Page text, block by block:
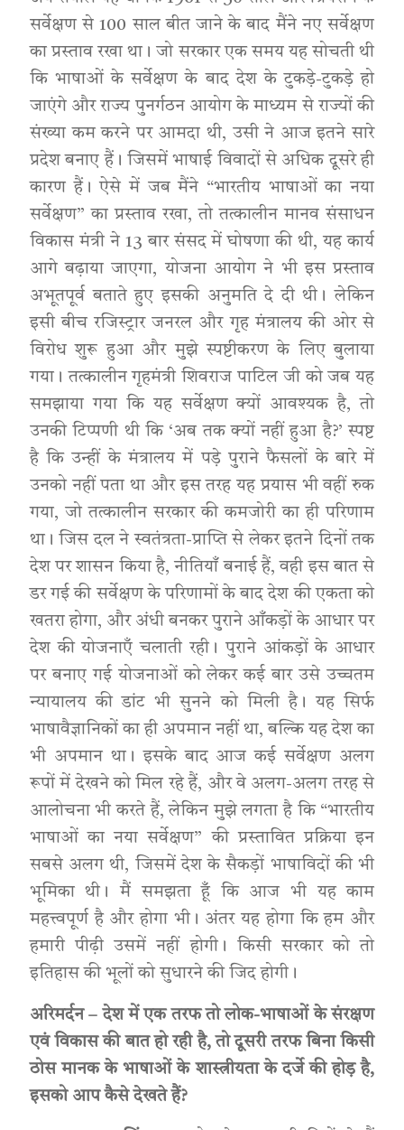
सर्वेक्षण से 100 साल बीत जाने के बाद मैंने नए सर्वेक्षण
का प्रस्ताव रखा था। जो सरकार एक समय यह सोचती थी
कि भाषाओं के सर्वेक्षण के बाद देश के टुकड़े-टुकड़े हो
जाएंगे और राज्य पुनर्गठन आयोग के माध्यम से राज्यों की
संख्या कम करने पर आमदा थी, उसी ने आज इतने सारे
प्रदेश बनाए हैं। जिसमें भाषाई विवादों से अधिक दूसरे ही
कारण हैं। ऐसे में जब मैंने “भारतीय भाषाओं का नया
सर्वेक्षण” का प्रस्ताव रखा, तो तत्कालीन मानव संसाधन
विकास मंत्री ने 13 बार संसद में घोषणा की थी, यह कार्य
आगे बढ़ाया जाएगा, योजना आयोग ने भी इस प्रस्ताव
अभूतपूर्व बताते हुए इसकी अनुमति दे दी थी। लेकिन
इसी बीच रजिस्ट्रार जनरल और गृह मंत्रालय की ओर से
विरोध शुरू हुआ और मुझे स्पष्टीकरण के लिए बुलाया
गया। तत्कालीन गृहमंत्री शिवराज पाटिल जी को जब यह
समझाया गया कि यह सर्वेक्षण क्यों आवश्यक है, तो
उनकी टिप्पणी थी कि ‘अब तक क्यों नहीं हुआ है?’ स्पष्ट
है कि उन्हीं के मंत्रालय में पड़े पुराने फैसलों के बारे में
उनको नहीं पता था और इस तरह यह प्रयास भी वहीं रुक
गया, जो तत्कालीन सरकार की कमजोरी का ही परिणाम
था। जिस दल ने स्वतंत्रता-प्राप्ति से लेकर इतने दिनों तक
देश पर शासन किया है, नीतियाँ बनाई हैं, वही इस बात से
डर गई की सर्वेक्षण के परिणामों के बाद देश की एकता को
खतरा होगा, और अंधी बनकर पुराने आँकड़ों के आधार पर
देश की योजनाएँ चलाती रही। पुराने आंकड़ों के आधार
पर बनाए गई योजनाओं को लेकर कई बार उसे उच्चतम
न्यायालय की डांट भी सुनने को मिली है। यह सिर्फ
भाषावैज्ञानिकों का ही अपमान नहीं था, बल्कि यह देश का
भी अपमान था। इसके बाद आज कई सर्वेक्षण अलग
रूपों में देखने को मिल रहे हैं, और वे अलग-अलग तरह से
आलोचना भी करते हैं, लेकिन मुझे लगता है कि “भारतीय
भाषाओं का नया सर्वेक्षण” की प्रस्तावित प्रक्रिया इन
सबसे अलग थी, जिसमें देश के सैकड़ों भाषाविदों की भी
भूमिका थी। मैं समझता हूँ कि आज भी यह काम
महत्त्वपूर्ण है और होगा भी। अंतर यह होगा कि हम और
हमारी पीढ़ी उसमें नहीं होगी। किसी सरकार को तो
इतिहास की भूलों को सुधारने की जिद होगी।
अरिमर्दन – देश में एक तरफ तो लोक-भाषाओं के संरक्षण
एवं विकास की बात हो रही है, तो दूसरी तरफ बिना किसी
ठोस मानक के भाषाओं के शास्त्रीयता के दर्जे की होड़ है,
इसको आप कैसे देखते हैं?